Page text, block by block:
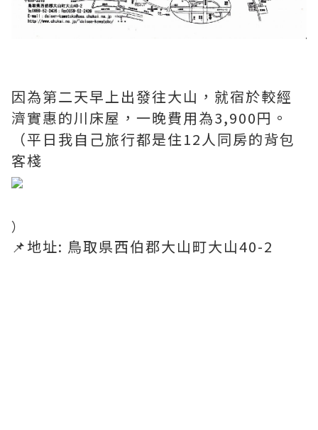
因為第二天早上出發往大山，就宿於較經
濟實惠的川床屋，一晚費用為3,900円。
（平日我自己旅行都是住12人同房的背包
客棧
​）
📌地址: 鳥取県西伯郡大山町大山40-2